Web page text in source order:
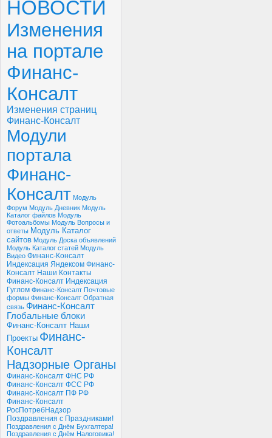
НОВОСТИ
Изменения
на портале
Финанс-
Консалт
Изменения страниц
Финанс-Консалт
Модули
портала
Финанс-
Консалт Модуль
Форум Модуль Дневник Модуль
Каталог файлов Модуль
Фотоальбомы Модуль Вопросы и
ответы Модуль Каталог
сайтов Модуль Доска объявлений
Модуль Каталог статей Модуль
Видео Финанс-Консалт
Индексация Яндексом Финанс-
Консалт Наши Контакты
Финанс-Консалт Индексация
Гуглом Финанс-Консалт Почтовые
формы Финанс-Консалт Обратная
связь Финанс-Консалт
Глобальные блоки
Финанс-Консалт Наши
Проекты Финанс-
Консалт
Надзорные Органы
Финанс-Консалт ФНС РФ
Финанс-Консалт ФСС РФ
Финанс-Консалт ПФ РФ
Финанс-Консалт
РосПотребНадзор
Поздравления с Праздниками!
Поздравления с Днём Бухгалтера!
Поздравления с Днём Налоговика!